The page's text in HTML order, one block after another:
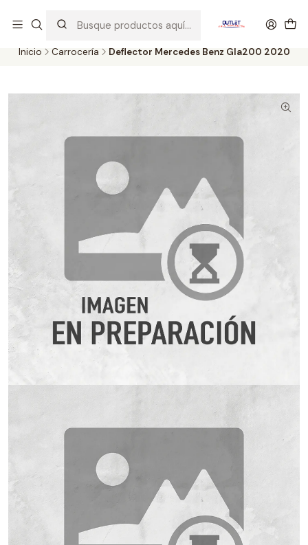
probados con altos estándares de calidad.
Inicio Carrocería Deflector Mercedes Benz Gla200 2020